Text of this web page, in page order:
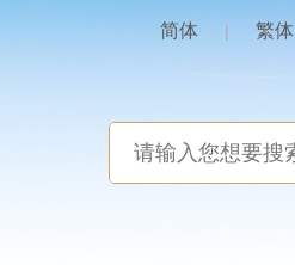
简体 | 繁体